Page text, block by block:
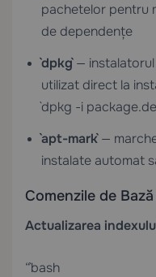
pachetelor pentru
de dependențe
`dpkg`— instalatorul
utilizat direct la
`dpkg -i
`apt-mark`—
instalate automat
Comenzile de
Actualizarea
“`bash